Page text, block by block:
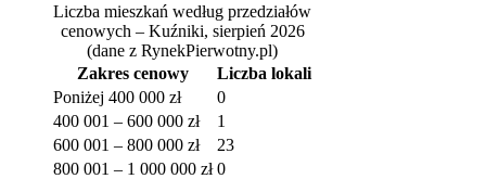
Liczba mieszkań według przedziałów
cenowych – Kuźniki, sierpień 2026
(dane z RynekPierwotny.pl)
Zakres cenowy
Liczba lokali
Poniżej 400 000 zł
0
400 001 – 600 000 zł
1
600 001 – 800 000 zł
23
800 001 – 1 000 000 zł 0